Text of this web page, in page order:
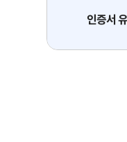
인증서